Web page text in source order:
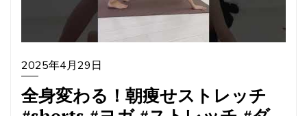
2025年4月29日
全身変わる！朝痩せストレッチ